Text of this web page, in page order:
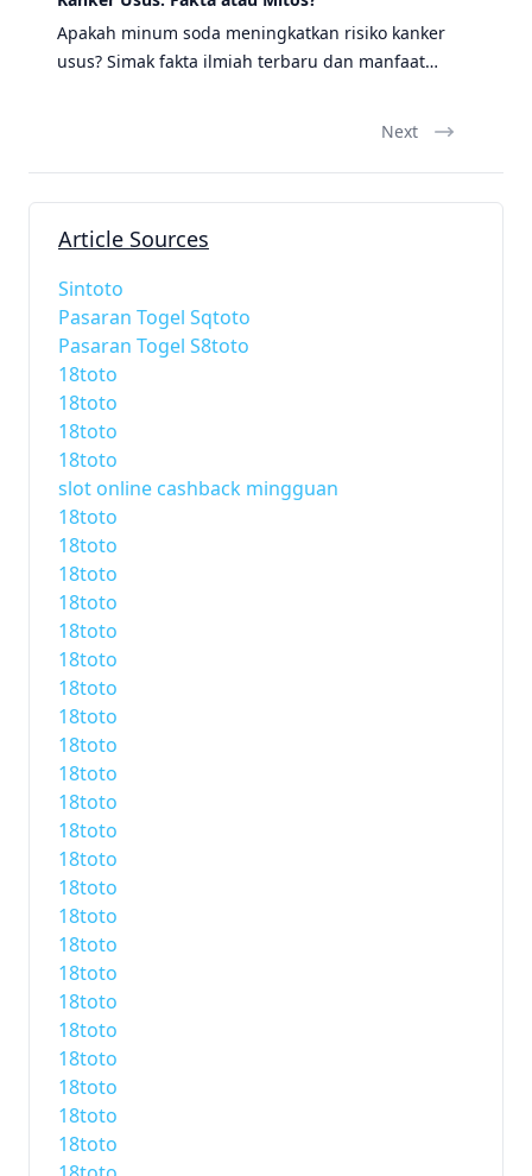
Apakah minum soda meningkatkan risiko kanker
usus? Simak fakta ilmiah terbaru dan manfaat
Next
Article Sources
Sintoto
Pasaran Togel Sqtoto
Pasaran Togel S8toto
18toto
18toto
18toto
18toto
slot online cashback mingguan
18toto
18toto
18toto
18toto
18toto
18toto
18toto
18toto
18toto
18toto
18toto
18toto
18toto
18toto
18toto
18toto
18toto
18toto
18toto
18toto
18toto
18toto
18toto